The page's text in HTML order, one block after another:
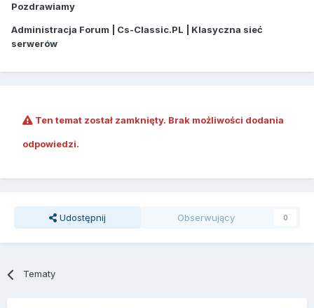
Pozdrawiamy
Administracja Forum | Cs-Classic.PL | Klasyczna sieć
serwerów
Ten temat został zamknięty. Brak możliwości dodania
odpowiedzi.
Udostępnij Obserwujący 0
Tematy